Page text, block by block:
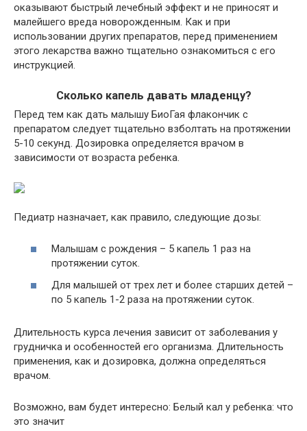
оказывают быстрый лечебный эффект и не приносят и
малейшего вреда новорожденным. Как и при
использовании других препаратов, перед применением
этого лекарства важно тщательно ознакомиться с его
инструкцией.
Сколько капель давать младенцу?
Перед тем как дать малышу БиоГая флакончик с
препаратом следует тщательно взболтать на протяжении
5-10 секунд. Дозировка определяется врачом в
зависимости от возраста ребенка.
Педиатр назначает, как правило, следующие дозы:
Малышам с рождения – 5 капель 1 раз на
протяжении суток.
Для малышей от трех лет и более старших детей –
по 5 капель 1-2 раза на протяжении суток.
Длительность курса лечения зависит от заболевания у
грудничка и особенностей его организма. Длительность
применения, как и дозировка, должна определяться
врачом.
Возможно, вам будет интересно: Белый кал у ребенка: что
это значит